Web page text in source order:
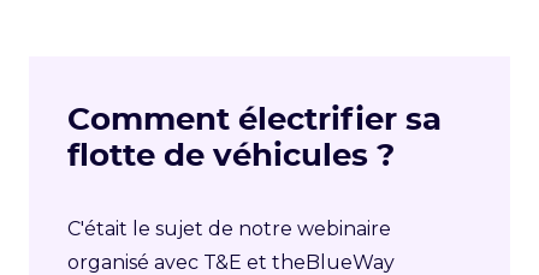
Comment électrifier sa
flotte de véhicules ?
C'était le sujet de notre webinaire
organisé avec T&E et theBlueWay